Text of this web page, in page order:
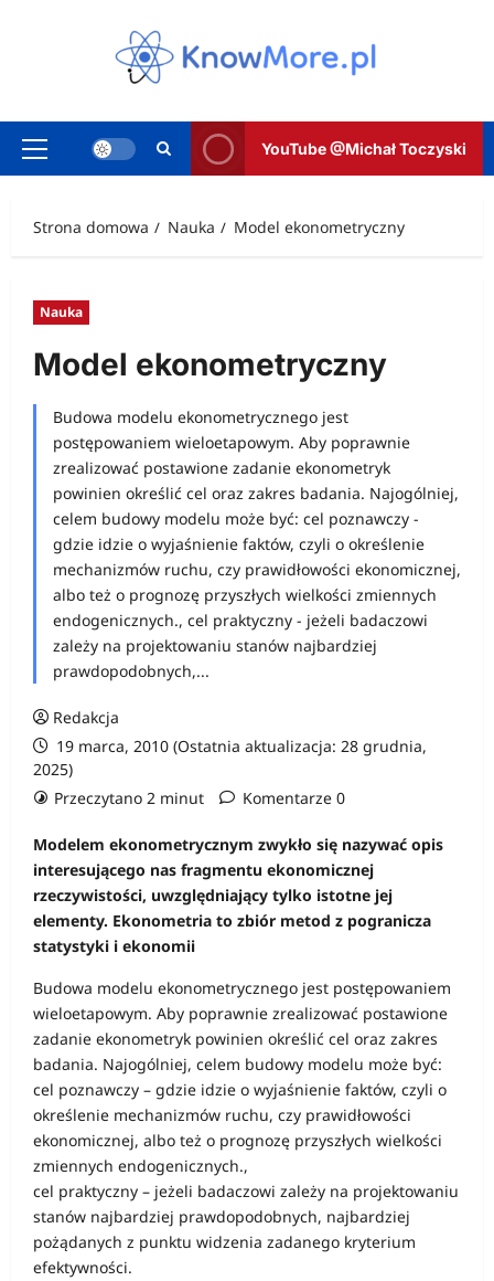
Menu
YouTube @Michał Toczyski
Strona domowa Nauka Model ekonometryczny
Nauka
Model ekonometryczny
Budowa modelu ekonometrycznego jest
postępowaniem wieloetapowym. Aby poprawnie
zrealizować postawione zadanie ekonometryk
powinien określić cel oraz zakres badania. Najogólniej,
celem budowy modelu może być: cel poznawczy -
gdzie idzie o wyjaśnienie faktów, czyli o określenie
mechanizmów ruchu, czy prawidłowości ekonomicznej,
albo też o prognozę przyszłych wielkości zmiennych
endogenicznych., cel praktyczny - jeżeli badaczowi
zależy na projektowaniu stanów najbardziej
prawdopodobnych,...
Redakcja
19 marca, 2010 (Ostatnia aktualizacja: 28 grudnia,
2025)
Przeczytano 2 minut
Komentarze 0
Modelem ekonometrycznym zwykło się nazywać opis
interesującego nas fragmentu ekonomicznej
rzeczywistości, uwzględniający tylko istotne jej
elementy. Ekonometria to zbiór metod z pogranicza
statystyki i ekonomii
Budowa modelu ekonometrycznego jest postępowaniem
wieloetapowym. Aby poprawnie zrealizować postawione
zadanie ekonometryk powinien określić cel oraz zakres
badania. Najogólniej, celem budowy modelu może być:
cel poznawczy – gdzie idzie o wyjaśnienie faktów, czyli o
określenie mechanizmów ruchu, czy prawidłowości
ekonomicznej, albo też o prognozę przyszłych wielkości
zmiennych endogenicznych.,
cel praktyczny – jeżeli badaczowi zależy na projektowaniu
stanów najbardziej prawdopodobnych, najbardziej
pożądanych z punktu widzenia zadanego kryterium
efektywności.